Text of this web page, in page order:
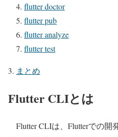
flutter doctor
flutter pub
flutter analyze
flutter test
まとめ
Flutter CLIとは
Flutter CLIは、Flutterでの開